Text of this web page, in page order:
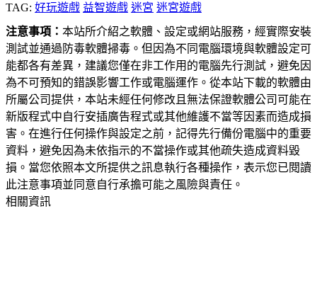
TAG: 好玩遊戲 益智遊戲 迷宮 迷宮遊戲
注意事項： 本站所介紹之軟體、設定或網站服務，經實際安裝
測試並通過防毒軟體掃毒。但因為不同電腦環境與軟體設定可
能都各有差異，建議您僅在非工作用的電腦先行測試，避免因
為不可預知的錯誤影響工作或電腦運作。從本站下載的軟體由
所屬公司提供，本站未經任何修改且無法保證軟體公司可能在
新版程式中自行安插廣告程式或其他維護不當等因素而造成損
害。在進行任何操作與設定之前，記得先行備份電腦中的重要
資料，避免因為未依指示的不當操作或其他疏失造成資料毀
損。當您依照本文所提供之訊息執行各種操作，表示您已閱讀
此注意事項並同意自行承擔可能之風險與責任。
相關資訊